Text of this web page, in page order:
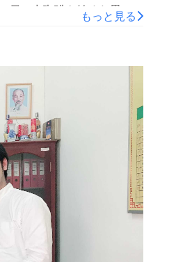
日の出珈琲を始めた思いを
南アジアを中心にバック
途中のベトナムに辿り着
ーネットで知り、その施設
始まりです。人材不足に、
が抱える過去の経験からの
情と同時に、“自分の無力
ていました。 １．児童養
の無力さに気づいたこと。
度、児童支援施設の訪問
ランドを、日本をはじめ
施設の子どもたちを支える
事は可能です。また、こ
もっと見る